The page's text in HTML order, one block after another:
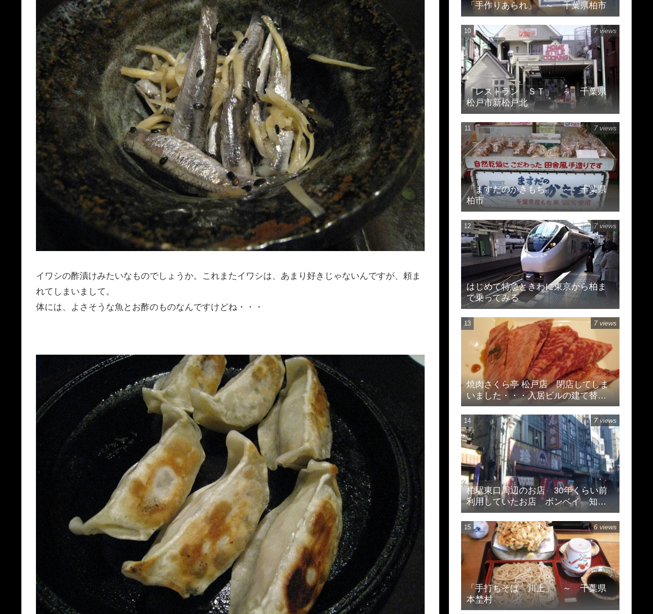
イワシの酢漬けみたいなものでしょうか。これまたイワシは、あまり好きじゃないんですが、頼ま
れてしまいまして。
体には、よさそうな魚とお酢のものなんですけどね・・・
「手作りあられ」 ～ 千葉県柏市
「レストラン ＳＴ」 ～ 千葉県
松戸市新松戸北
7 views
「ますだのかきもち」 ～ 千葉県
柏市
7 views
はじめて特急ときわに東京から柏ま
で乗ってみる
7 views
焼肉さくら亭 松戸店 閉店してしま
いました・・・入居ビルの建て替え
のため
7 views
柏駅東口周辺のお店 30年くらい前
利用していたお店 ボンベイ 知味
斎 珍来
7 views
「手打ちそば 川上」 ～ 千葉県
本埜村
6 views